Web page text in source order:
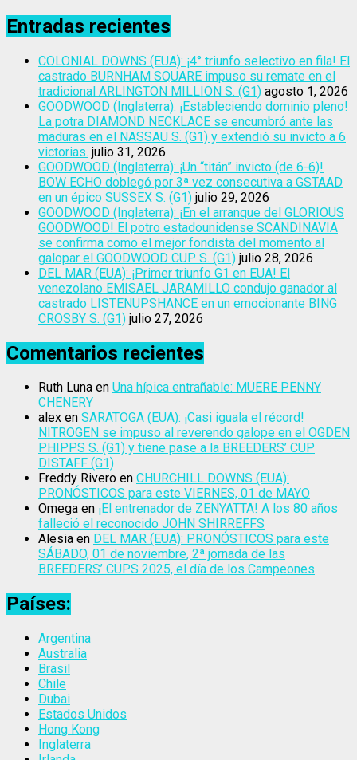
Entradas recientes
COLONIAL DOWNS (EUA): ¡4° triunfo selectivo en fila! El
castrado BURNHAM SQUARE impuso su remate en el
tradicional ARLINGTON MILLION S. (G1) agosto 1, 2026
GOODWOOD (Inglaterra): ¡Estableciendo dominio pleno!
La potra DIAMOND NECKLACE se encumbró ante las
maduras en el NASSAU S. (G1) y extendió su invicto a 6
victorias. julio 31, 2026
GOODWOOD (Inglaterra): ¡Un “titán” invicto (de 6-6)!
BOW ECHO doblegó por 3ª vez consecutiva a GSTAAD
en un épico SUSSEX S. (G1) julio 29, 2026
GOODWOOD (Inglaterra): ¡En el arranque del GLORIOUS
GOODWOOD! El potro estadounidense SCANDINAVIA
se confirma como el mejor fondista del momento al
galopar el GOODWOOD CUP S. (G1) julio 28, 2026
DEL MAR (EUA): ¡Primer triunfo G1 en EUA! El
venezolano EMISAEL JARAMILLO condujo ganador al
castrado LISTENUPSHANCE en un emocionante BING
CROSBY S. (G1) julio 27, 2026
Comentarios recientes
Ruth Luna en Una hípica entrañable: MUERE PENNY
CHENERY
alex en SARATOGA (EUA): ¡Casi iguala el récord!
NITROGEN se impuso al reverendo galope en el OGDEN
PHIPPS S. (G1) y tiene pase a la BREEDERS’ CUP
DISTAFF (G1)
Freddy Rivero en CHURCHILL DOWNS (EUA):
PRONÓSTICOS para este VIERNES, 01 de MAYO
Omega en ¡El entrenador de ZENYATTA! A los 80 años
falleció el reconocido JOHN SHIRREFFS
Alesia en DEL MAR (EUA): PRONÓSTICOS para este
SÁBADO, 01 de noviembre, 2ª jornada de las
BREEDERS’ CUPS 2025, el día de los Campeones
Países:
Argentina
Australia
Brasil
Chile
Dubai
Estados Unidos
Hong Kong
Inglaterra